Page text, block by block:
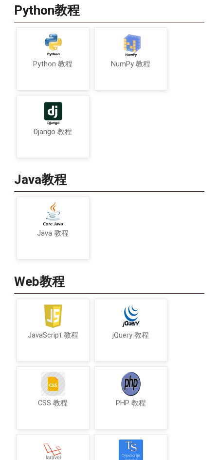
Python教程
Python 教程 NumPy 教程
Django 教程
Java教程
Java 教程
Web教程
JavaScript 教程 jQuery 教程
CSS 教程 PHP 教程